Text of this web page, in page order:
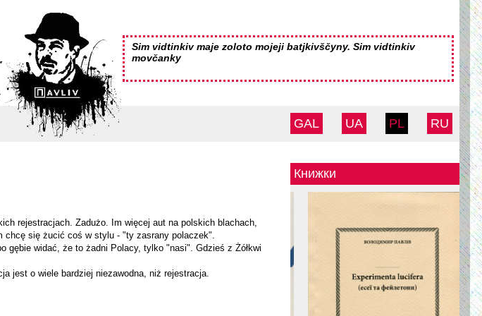
Sim vidtinkiv maje zoloto mojeji batjkivščyny. Sim vidtinkiv
movčanky
GAL UA PL RU
rejestracjach. Zadużo. Im więcej aut na polskich blachach,
chcę się żucić coś w stylu - "ty zasrany polaczek".
gębie widać, że to żadni Polacy, tylko "nasi". Gdzieś z Żółkwi
jest o wiele bardziej niezawodna, niż rejestracja.
Книжки